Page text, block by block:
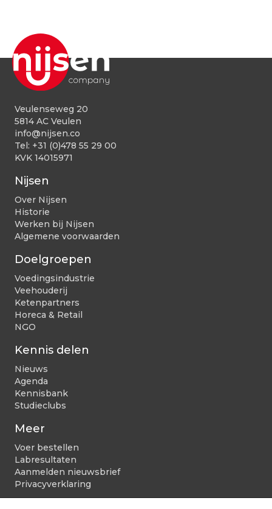
Veulenseweg 20
5814 AC Veulen
info@nijsen.co
Tel: +31 (0)478 55 29 00
KVK 14015971
Nijsen
Over Nijsen
Historie
Werken bij Nijsen
Algemene voorwaarden
Doelgroepen
Voedingsindustrie
Veehouderij
Ketenpartners
Horeca & Retail
NGO
Kennis delen
Nieuws
Agenda
Kennisbank
Studieclubs
Meer
Voer bestellen
Labresultaten
Aanmelden nieuwsbrief
Privacyverklaring